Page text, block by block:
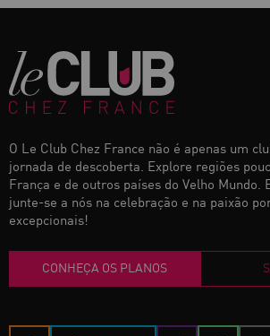
O Le Club Chez France não é apenas um
jornada de descoberta. Explore regiões
França e de outros países do Velho Mundo.
junte-se a nós na celebração e na paixão
excepcionais!
CONHEÇA OS PLANOS